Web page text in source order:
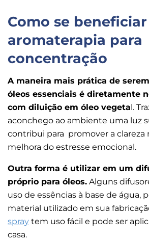
Como se
aromaterapia para
concentração
A maneira mais prática de
óleos essenciais é diretamente
com diluição em óleo vegeta l.
aconchego ao ambiente uma luz
contribui para promover a clareza
melhora do estresse emocional.
Outra forma é utilizar em um
próprio para óleos. Alguns
uso de essências à base de água,
material utilizado em sua
spray tem uso fácil e pode ser
casa.